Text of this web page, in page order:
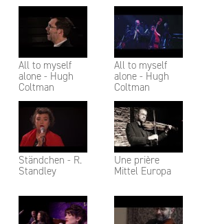
All to myself
alone - Hugh
Coltman
All to myself
alone - Hugh
Coltman
Ständchen - R.
Standley
Une prière
Mittel Europa